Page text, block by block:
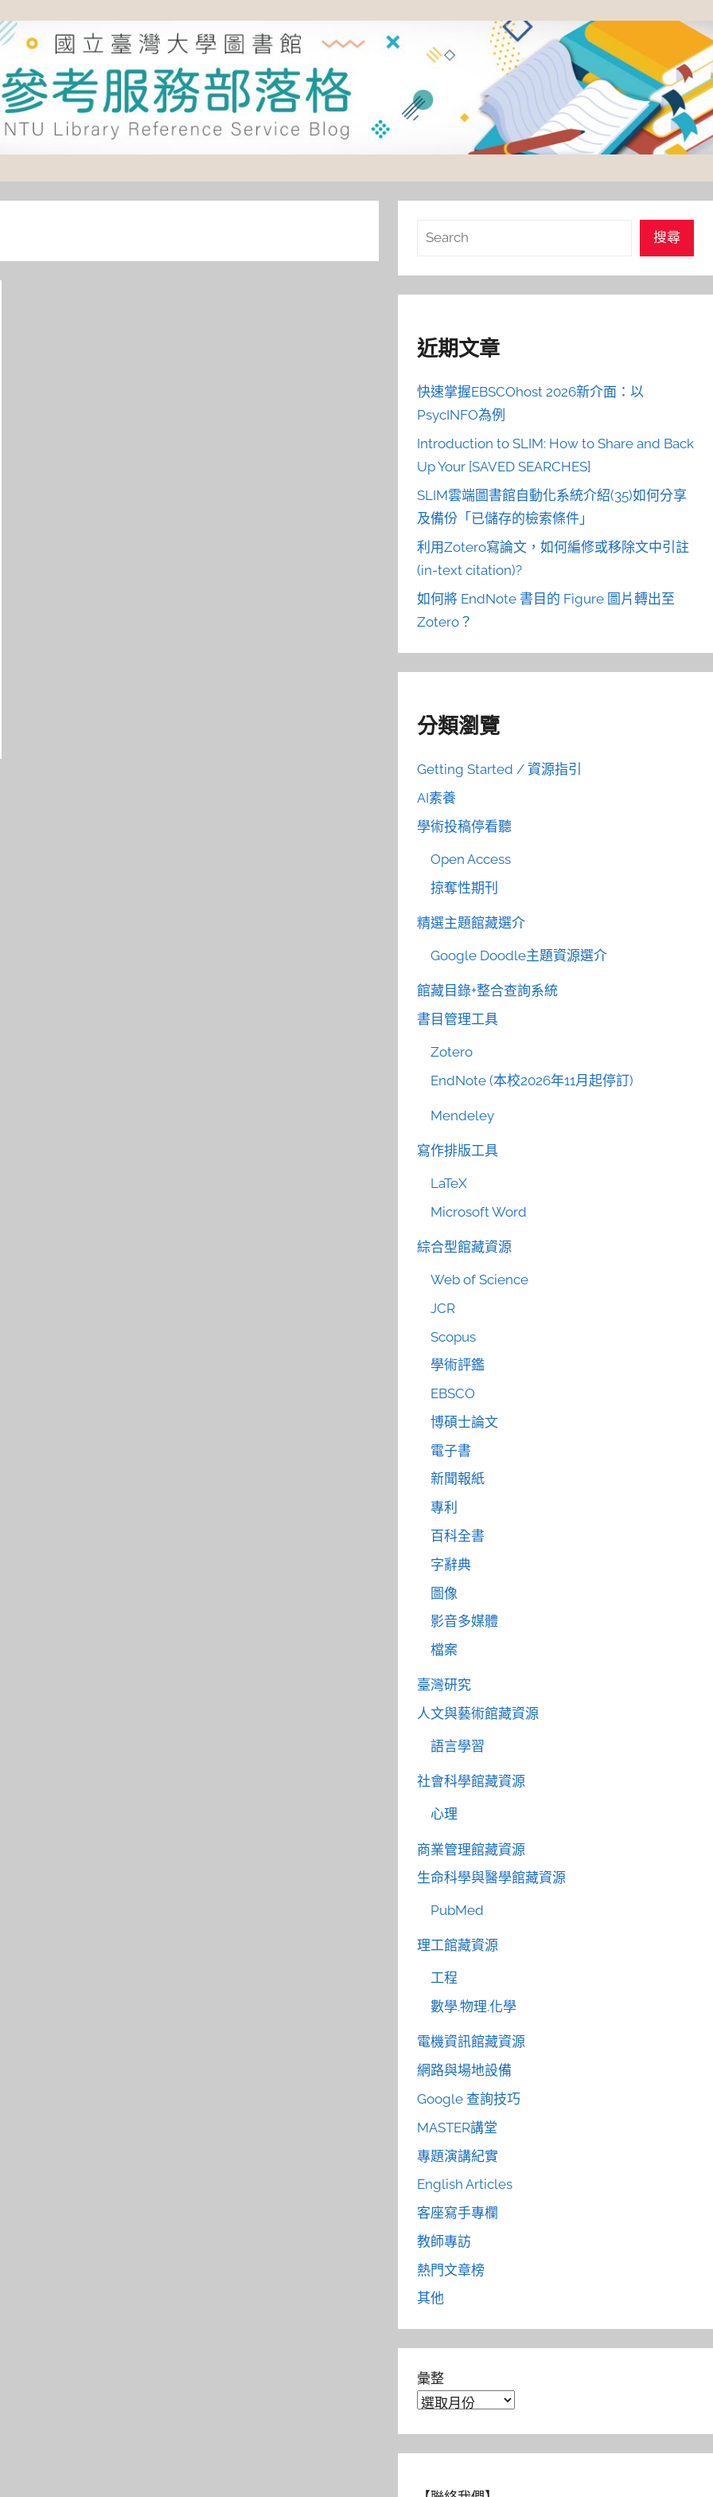
搜
搜尋
近期文章
快速掌握EBSCOhost 2026新介面：以
PsycINFO為例
Introduction to SLIM: How to Share and Back
Up Your [SAVED SEARCHES]
SLIM雲端圖書館自動化系統介紹(35)如何分享
及備份「已儲存的檢索條件」
利用Zotero寫論文，如何編修或移除文中引註
(in-text citation)?
如何將 EndNote 書目的 Figure 圖片轉出至
Zotero？
分類瀏覽
Getting Started / 資源指引
AI素養
學術投稿停看聽
Open Access
掠奪性期刊
精選主題館藏選介
Google Doodle主題資源選介
館藏目錄+整合查詢系統
書目管理工具
Zotero
EndNote (本校2026年11月起停訂)
Mendeley
寫作排版工具
LaTeX
Microsoft Word
綜合型館藏資源
Web of Science
JCR
Scopus
學術評鑑
EBSCO
博碩士論文
電子書
新聞報紙
專利
百科全書
字辭典
圖像
影音多媒體
檔案
臺灣研究
人文與藝術館藏資源
語言學習
社會科學館藏資源
心理
商業管理館藏資源
生命科學與醫學館藏資源
PubMed
理工館藏資源
工程
數學.物理.化學
電機資訊館藏資源
網路與場地設備
Google 查詢技巧
MASTER講堂
專題演講紀實
English Articles
客座寫手專欄
教師專訪
熱門文章榜
其他
彙整